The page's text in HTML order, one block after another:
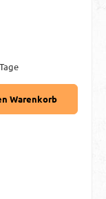
benutze die Schaltflächen
Warenkorb